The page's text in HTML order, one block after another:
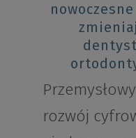
rozwój